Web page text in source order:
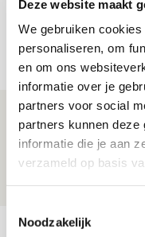
Deze website maakt
We gebruiken
personaliseren, om
en om ons
informatie over je
partners voor social
partners kunnen deze
informatie die je aan
verzameld op basis
Noodzakelijk
voor mijn club
06 AUGUSTUS 2026 - 23:43
NIEUWS
Ajax zet
reist met
06 AUGUSTUS 2026 - 21:52
Bekijk meer